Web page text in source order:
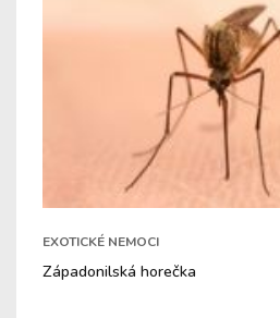
EXOTICKÉ NEMOCI
Západonilská horečka